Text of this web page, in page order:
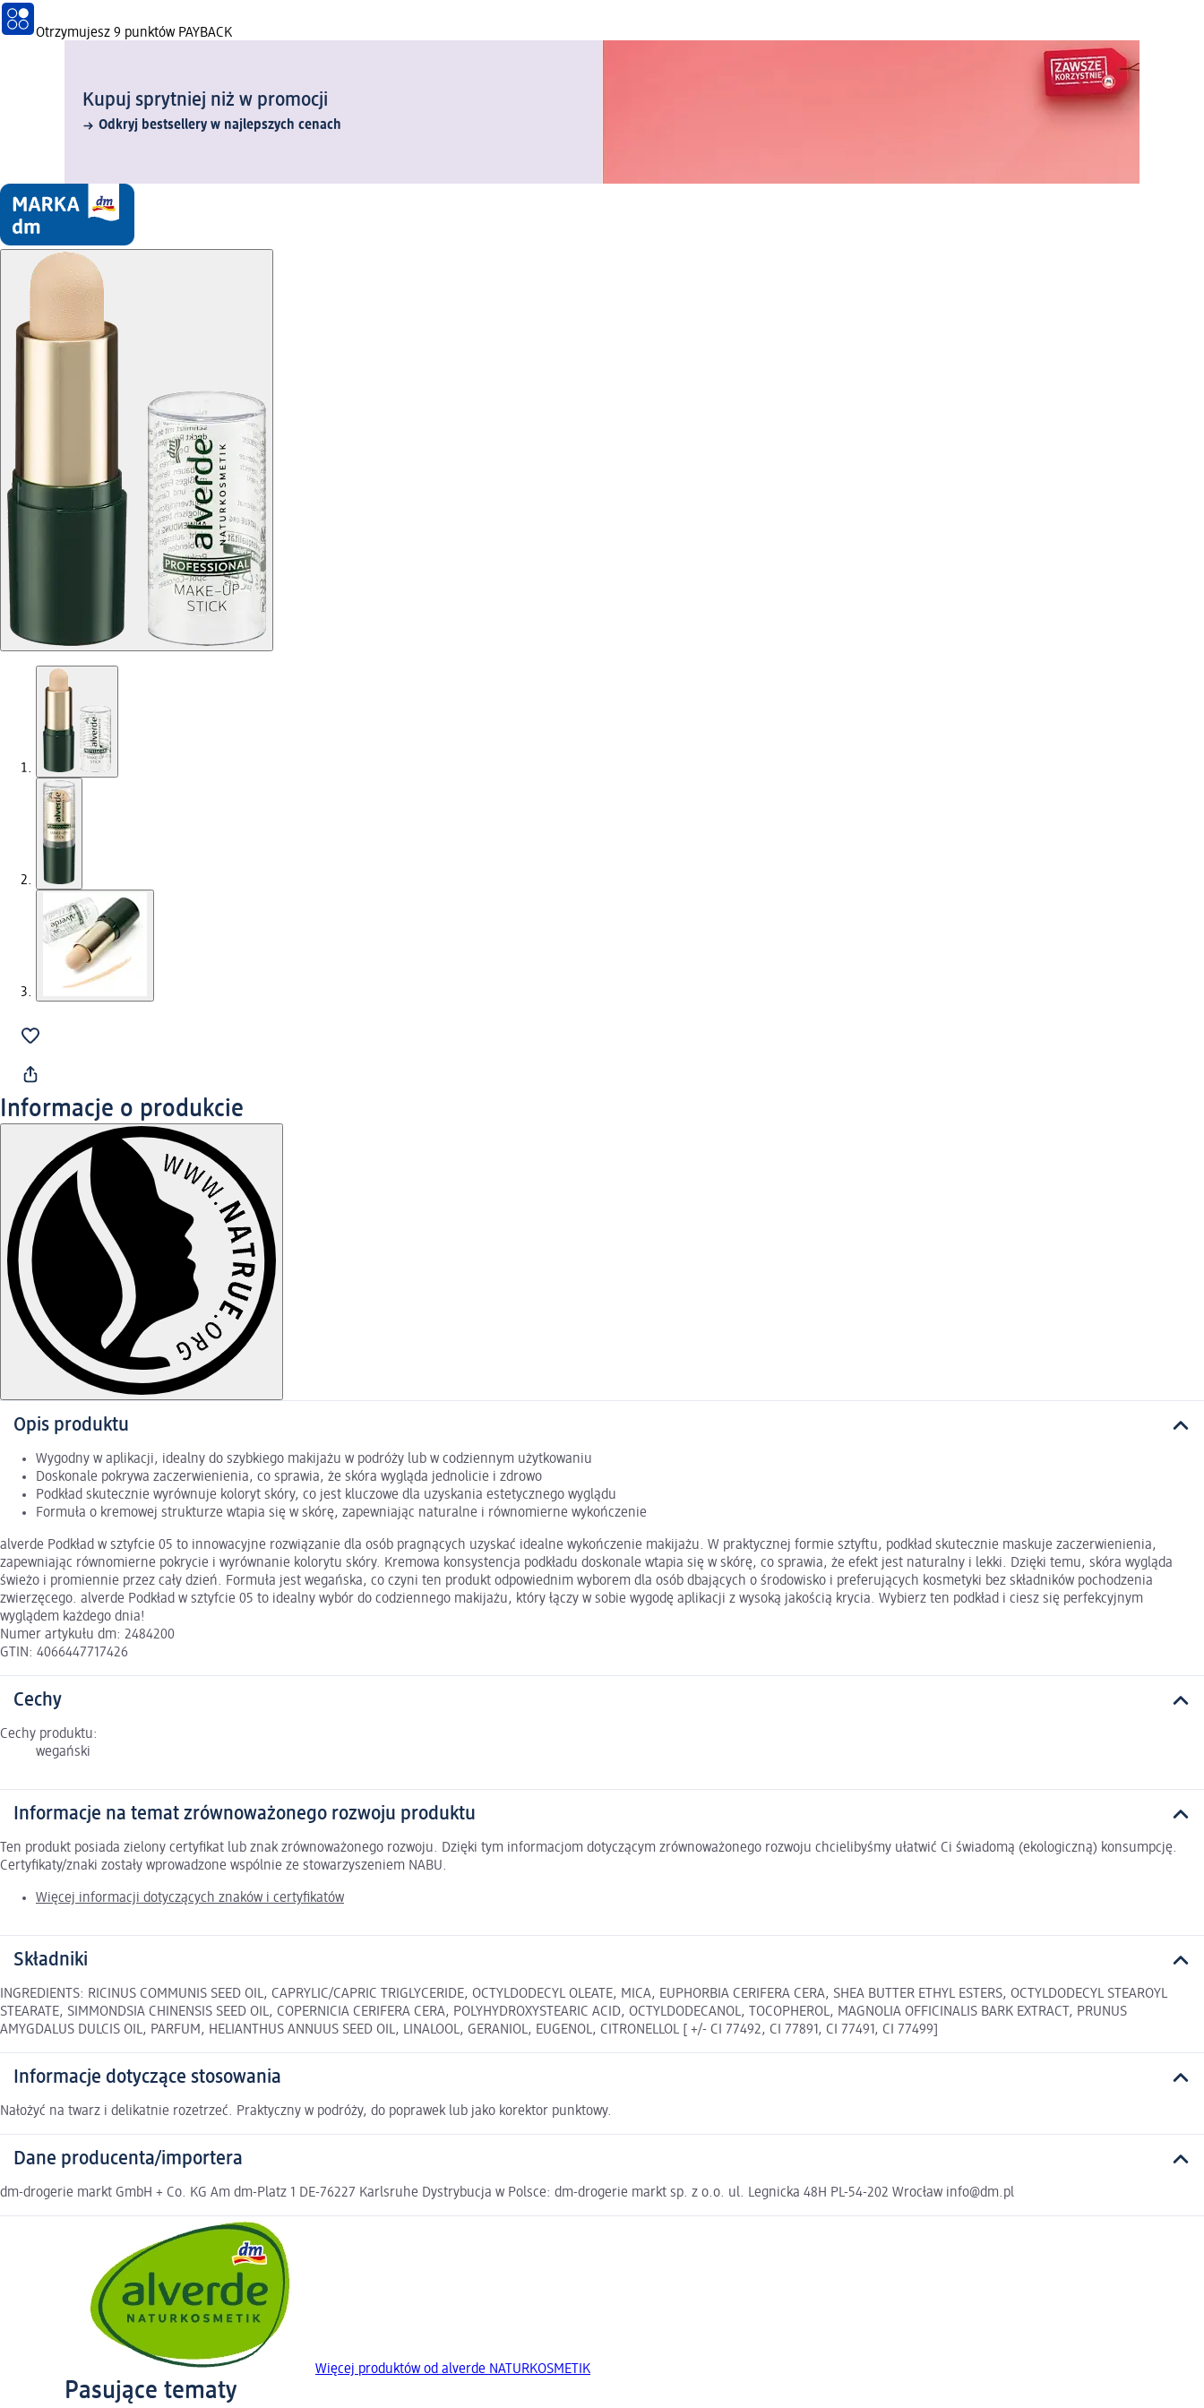
Otrzymujesz 9 punktów PAYBACK
Kupuj sprytniej niż w promocji
Odkryj bestsellery w najlepszych cenach
Informacje o produkcie
Opis produktu
Wygodny w aplikacji, idealny do szybkiego makijażu w podróży lub w codziennym użytkowaniu
Doskonale pokrywa zaczerwienienia, co sprawia, że skóra wygląda jednolicie i zdrowo
Podkład skutecznie wyrównuje koloryt skóry, co jest kluczowe dla uzyskania estetycznego wyglądu
Formuła o kremowej strukturze wtapia się w skórę, zapewniając naturalne i równomierne wykończenie
alverde Podkład w sztyfcie 05 to innowacyjne rozwiązanie dla osób pragnących uzyskać idealne wykończenie makijażu. W praktycznej formie sztyftu, podkład skutecznie maskuje zaczerwienienia,
zapewniając równomierne pokrycie i wyrównanie kolorytu skóry. Kremowa konsystencja podkładu doskonale wtapia się w skórę, co sprawia, że efekt jest naturalny i lekki. Dzięki temu, skóra wygląda
świeżo i promiennie przez cały dzień. Formuła jest wegańska, co czyni ten produkt odpowiednim wyborem dla osób dbających o środowisko i preferujących kosmetyki bez składników pochodzenia
zwierzęcego. alverde Podkład w sztyfcie 05 to idealny wybór do codziennego makijażu, który łączy w sobie wygodę aplikacji z wysoką jakością krycia. Wybierz ten podkład i ciesz się perfekcyjnym
wyglądem każdego dnia!
Numer artykułu dm: 2484200
GTIN: 4066447717426
Cechy
Cechy produktu:
wegański
Informacje na temat zrównoważonego rozwoju produktu
Ten produkt posiada zielony certyfikat lub znak zrównoważonego rozwoju. Dzięki tym informacjom dotyczącym zrównoważonego rozwoju chcielibyśmy ułatwić Ci świadomą (ekologiczną) konsumpcję.
Certyfikaty/znaki zostały wprowadzone wspólnie ze stowarzyszeniem NABU.
Więcej informacji dotyczących znaków i certyfikatów
Składniki
INGREDIENTS: RICINUS COMMUNIS SEED OIL, CAPRYLIC/CAPRIC TRIGLYCERIDE, OCTYLDODECYL OLEATE, MICA, EUPHORBIA CERIFERA CERA, SHEA BUTTER ETHYL ESTERS, OCTYLDODECYL STEAROYL
STEARATE, SIMMONDSIA CHINENSIS SEED OIL, COPERNICIA CERIFERA CERA, POLYHYDROXYSTEARIC ACID, OCTYLDODECANOL, TOCOPHEROL, MAGNOLIA OFFICINALIS BARK EXTRACT, PRUNUS
AMYGDALUS DULCIS OIL, PARFUM, HELIANTHUS ANNUUS SEED OIL, LINALOOL, GERANIOL, EUGENOL, CITRONELLOL [ +/- CI 77492, CI 77891, CI 77491, CI 77499]
Informacje dotyczące stosowania
Nałożyć na twarz i delikatnie rozetrzeć. Praktyczny w podróży, do poprawek lub jako korektor punktowy.
Dane producenta/importera
dm-drogerie markt GmbH + Co. KG Am dm-Platz 1 DE-76227 Karlsruhe Dystrybucja w Polsce: dm-drogerie markt sp. z o.o. ul. Legnicka 48H PL-54-202 Wrocław info@dm.pl
Więcej produktów od alverde NATURKOSMETIK
Pasujące tematy